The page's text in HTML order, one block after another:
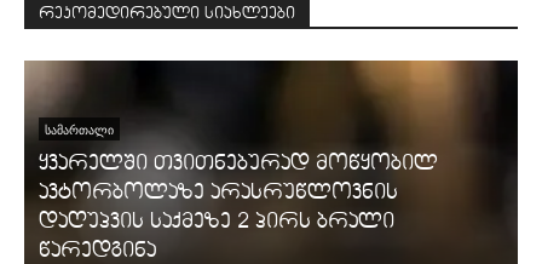
რეკომედირებული სიახლეები
ᲡᲐᲛᲐᲠᲗᲐᲚᲘ
ყვარელში თვითნებურად მოწყობილ
ავტორბოლაზე არასრუწლოვნის
დაღუპვის საქმეზე 2 პირს ბრალი
წარედგინა